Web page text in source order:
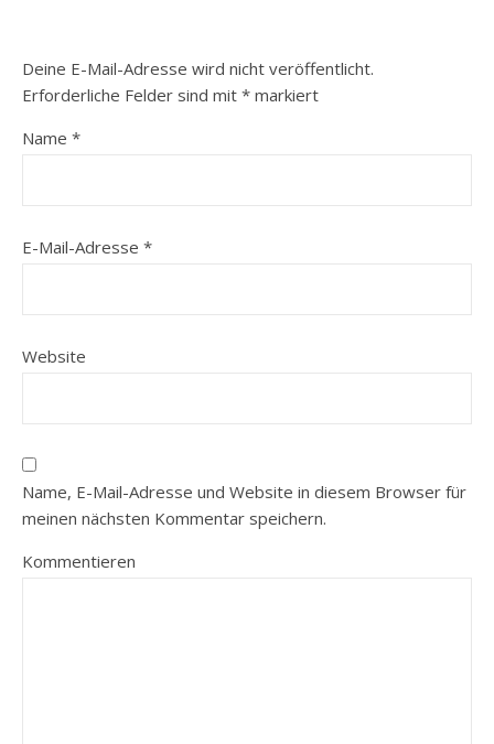
Deine E-Mail-Adresse wird nicht veröffentlicht.
Erforderliche Felder sind mit * markiert
Name *
E-Mail-Adresse *
Website
Name, E-Mail-Adresse und Website in diesem Browser für
meinen nächsten Kommentar speichern.
Kommentieren